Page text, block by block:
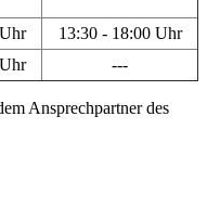
13:30 - 18:00 Uhr
---
Ansprechpartner des